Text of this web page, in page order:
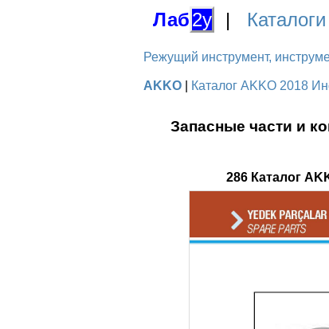
Лаб2у | Каталоги
Режущий инструмент,
AKKO Каталог AKKO 2018
Запасные части и
286 Каталог